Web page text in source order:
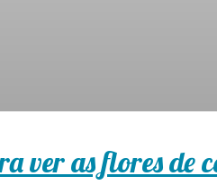
ver as flores de